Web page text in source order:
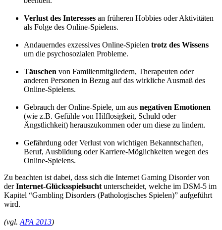
Verlust des Interesses an früheren Hobbies oder Aktivitäten
als Folge des Online-Spielens.
Andauerndes exzessives Online-Spielen trotz des Wissens
um die psychosozialen Probleme.
Täuschen von Familienmitgliedern, Therapeuten oder
anderen Personen in Bezug auf das wirkliche Ausmaß des
Online-Spielens.
Gebrauch der Online-Spiele, um aus negativen Emotionen
(wie z.B. Gefühle von Hilflosigkeit, Schuld oder
Ängstlichkeit) herauszukommen oder um diese zu lindern.
Gefährdung oder Verlust von wichtigen Bekanntschaften,
Beruf, Ausbildung oder Karriere-Möglichkeiten wegen des
Online-Spielens.
Zu beachten ist dabei, dass sich die Internet Gaming Disorder von
derInternet-Glücksspielsucht unterscheidet, welche im DSM-5 im
Kapitel “Gambling Disorders (Pathologisches Spielen)” aufgeführt
wird.
(vgl. APA 2013)